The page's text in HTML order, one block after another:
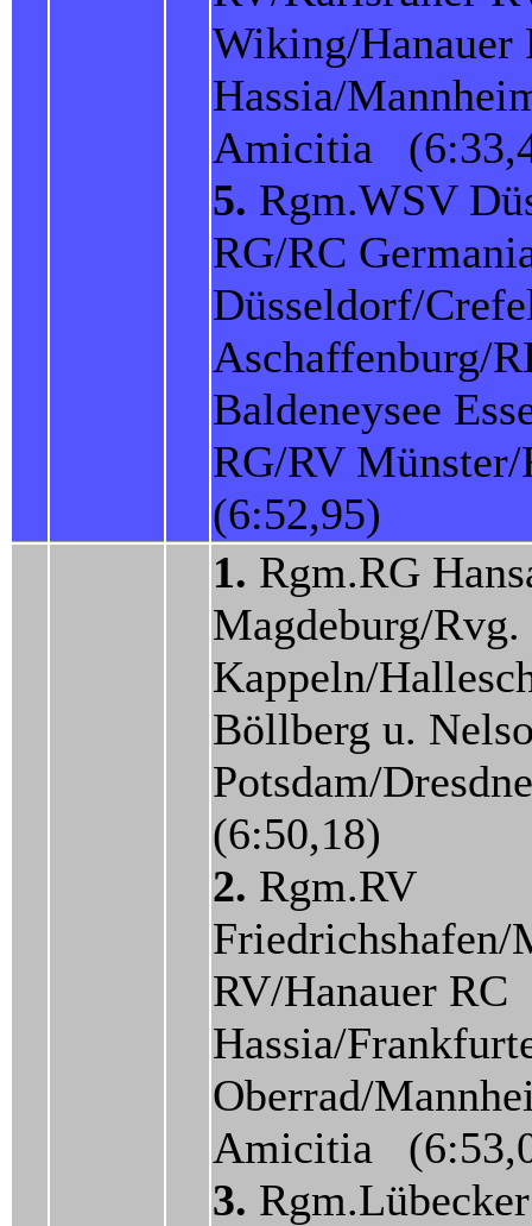
Wiking/Hanauer
Hassia/
Amicitia
5. Rgm.WSV
RG/RC
Düsseldorf/
Aschaffenburg/
Baldeneysee
RG/RV
(6:52,95)
1. Rgm.RG
Magdeburg/Rvg.
Kappeln/
Böllberg u.
Potsdam/
(6:50,18)
2. Rgm.RV
Friedrichshafen/
RV/Hanauer RC
Hassia/
Oberrad/
Amicitia
3. Rgm.Lübecker